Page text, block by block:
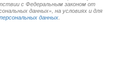
с Федеральным законом от
данных», на условиях и для
данных.